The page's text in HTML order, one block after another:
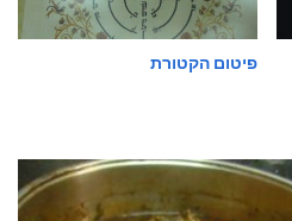
פיטום הקטורת